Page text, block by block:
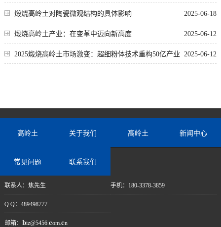
2025-06-18
煅烧高岭土对陶瓷微观结构的具体影响
2025-06-12
煅烧高岭土产业：在变革中迈向新高度
2025-06-12
2025煅烧高岭土市场激变：超细粉体技术重构50亿产业
高岭土 关于我们 高岭土 新闻中心
常见问题 联系我们
联系人：焦先生 手机：180-3378-3859
Q Q：489498777
邮箱：biz@5456.com.cn